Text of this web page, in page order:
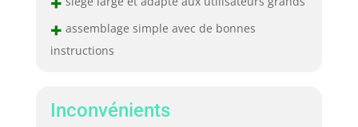
+ assemblage simple avec de bonnes
instructions
Inconvénients